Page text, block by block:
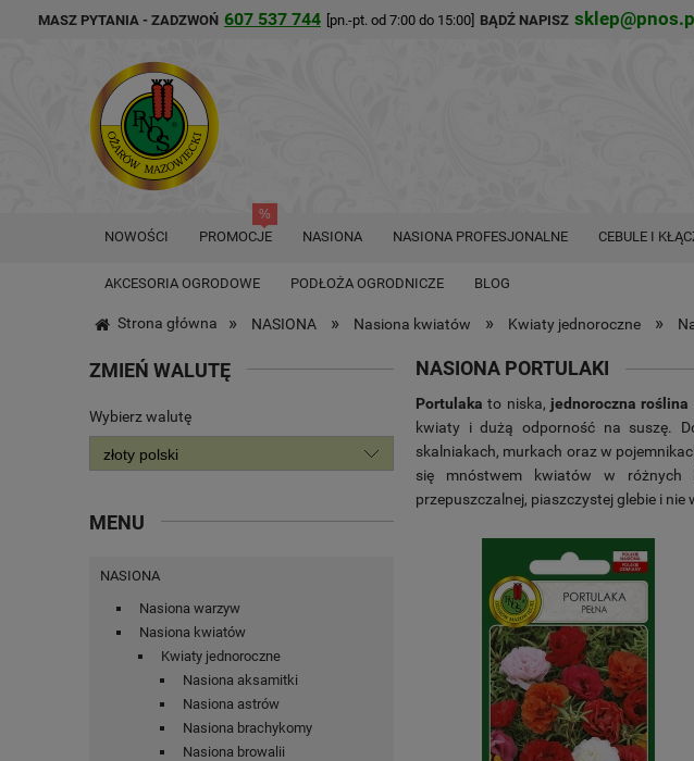
MASZ PYTANIA - ZADZWOŃ 607 537 744 [pn.-pt. od 7:00 do 15:00] BĄDŹ NAPISZ sklep@pnos.pl
NOWOŚCI PROMOCJE NASIONA NASIONA PROFESJONALNE CEBULE I
AKCESORIA OGRODOWE PODŁOŻA OGRODNICZE BLOG
Strona główna » NASIONA » Nasiona kwiatów » Kwiaty jednoroczne »
ZMIEŃ WALUTĘ
Wybierz walutę
MENU
NASIONA
Nasiona warzyw
Nasiona kwiatów
Kwiaty jednoroczne
Nasiona aksamitki
Nasiona astrów
Nasiona brachykomy
Nasiona browalii
NASIONA PORTULAKI
Portulaka to niska, jednoroczna roślina
kwiaty i dużą odporność na suszę.
skalniakach, murkach oraz w
się mnóstwem kwiatów w różnych
przepuszczalnej, piaszczystej glebie i